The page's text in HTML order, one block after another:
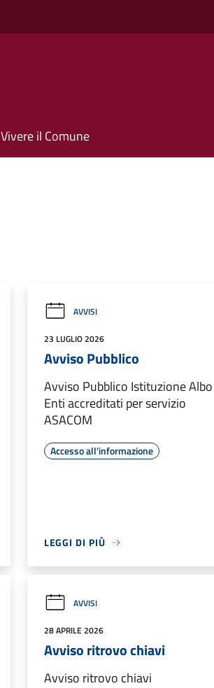
Vivere il Comune
AVVISI
23 LUGLIO 2026
Avviso Pubblico
Avviso Pubblico Istituzione Albo
Enti accreditati per servizio
ASACOM
Accesso all'informazione
LEGGI DI PIÙ
AVVISI
28 APRILE 2026
Avviso ritrovo chiavi
Avviso ritrovo chiavi